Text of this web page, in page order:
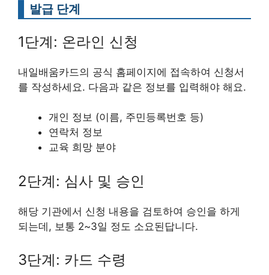
발급 단계
1단계: 온라인 신청
내일배움카드의 공식 홈페이지에 접속하여 신청서
를 작성하세요. 다음과 같은 정보를 입력해야 해요.
개인 정보 (이름, 주민등록번호 등)
연락처 정보
교육 희망 분야
2단계: 심사 및 승인
해당 기관에서 신청 내용을 검토하여 승인을 하게
되는데, 보통 2~3일 정도 소요된답니다.
3단계: 카드 수령